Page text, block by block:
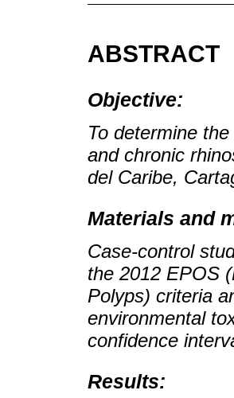
ABSTRACT
Objective:
To determine
and chronic
del Caribe,
Materials and
Case-control
the 2012 EPOS
Polyps) criteria
environmental
confidence
Results: